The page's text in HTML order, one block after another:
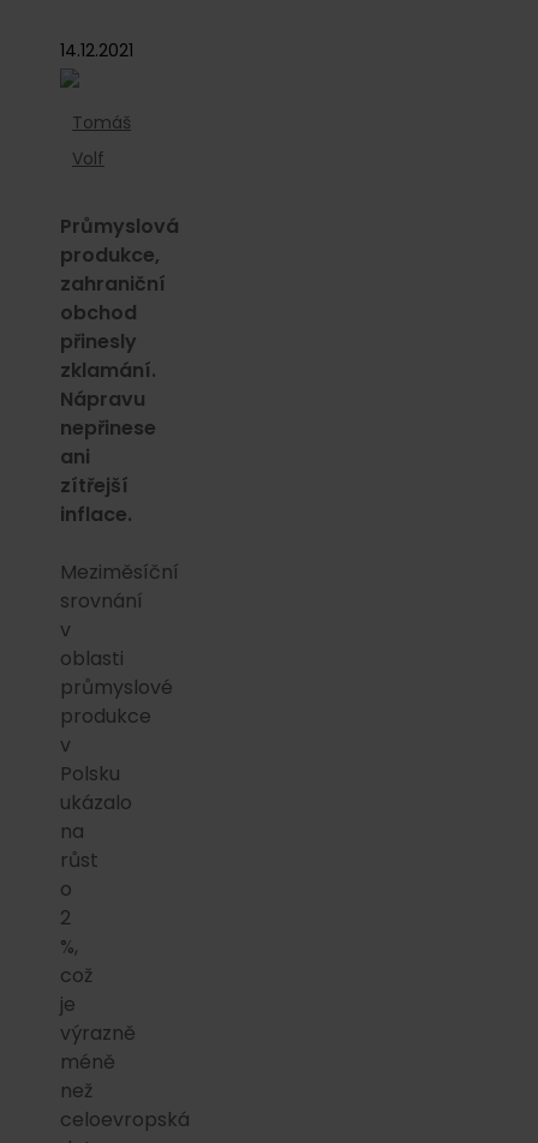
14.12.2021
Tomáš
Volf
Průmyslová
produkce,
zahraniční
obchod
přinesly
zklamání.
Nápravu
nepřinese
ani
zítřejší
inflace.
Meziměsíční
srovnání
v
oblasti
průmyslové
produkce
v
Polsku
ukázalo
na
růst
o
2
%,
což
je
výrazně
méně
než
celoevropská